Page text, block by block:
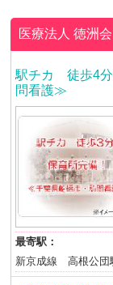
医療法人 徳洲
駅チカ 徒歩4
問看護≫
最寄駅：
新京成線 高根公